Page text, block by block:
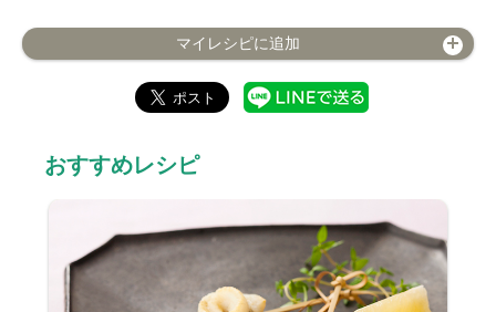
マイレシピに追加
おすすめレシピ